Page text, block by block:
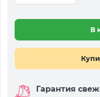
В
Гарантия